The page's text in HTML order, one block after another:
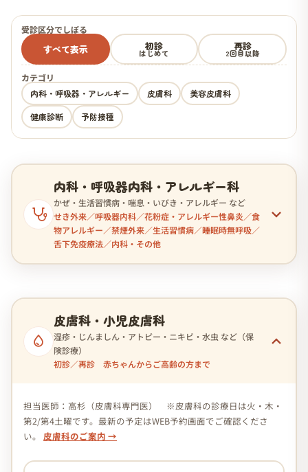
受診区分でしぼる
すべて表示 初診
はじめて
再診
2回目以降
カテゴリ
内科・呼吸器・アレルギー
皮膚科
美容皮膚科
健康診断
予防接種
内科・呼吸器内科・アレルギー科
かぜ・生活習慣病・喘息・いびき・アレルギー など
せき外来／呼吸器内科／花粉症・アレルギー性鼻炎／食
物アレルギー／禁煙外来／生活習慣病／睡眠時無呼吸／
舌下免疫療法／内科・その他
皮膚科・小児皮膚科
湿疹・じんましん・アトピー・ニキビ・水虫 など（保
険診療）
初診／再診 赤ちゃんからご高齢の方まで
担当医師：高杉（皮膚科専門医） ※皮膚科の診療日は火・木・
第2/第4土曜です。最新の予定はWEB予約画面でご確認くださ
い。 皮膚科のご案内 →